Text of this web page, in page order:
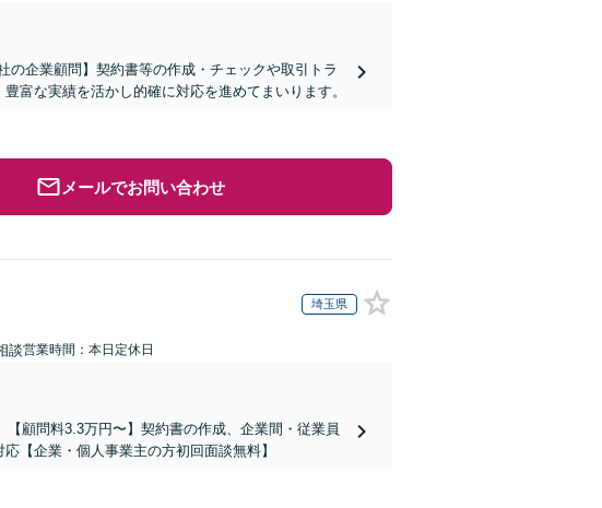
の企業顧問】契約書等の作成・チェックや取引トラ
富な実績を活かし的確に対応を進めてまいります。
メールでお問い合わせ
埼玉県
談営業時間：本日定休日
【顧問料3.3万円〜】契約書の作成、企業間・従業員
【企業・個人事業主の方初回面談無料】